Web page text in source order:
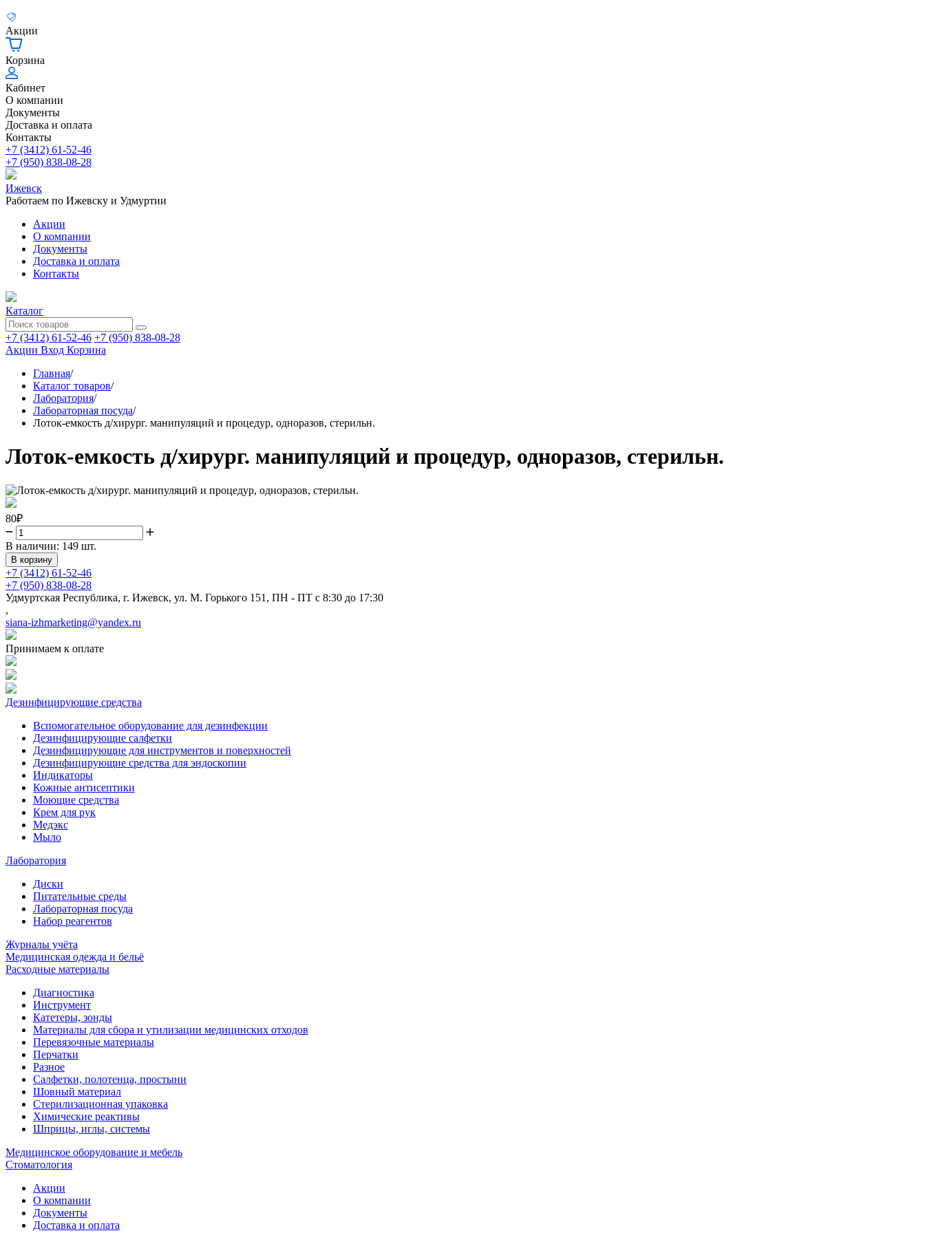
Акции
Корзина
Кабинет
О компании
Документы
Доставка и оплата
Контакты
+7 (3412) 61-52-46
+7 (950) 838-08-28
Ижевск
Работаем по Ижевску и Удмуртии
Акции
О компании
Документы
Доставка и оплата
Контакты
Каталог
+7 (3412) 61-52-46 +7 (950) 838-08-28
Акции Вход Корзина
Главная/
Каталог товаров/
Лаборатория/
Лабораторная посуда/
Лоток-емкость д/хирург. манипуляций и процедур, одноразов, стерильн.
Лоток-емкость д/хирург. манипуляций и процедур, одноразов, стерильн.
80₽
В наличии: 149 шт.
+7 (3412) 61-52-46
+7 (950) 838-08-28
Удмуртская Республика, г. Ижевск, ул. М. Горького 151, ПН - ПТ с 8:30 до 17:30
,
siana-izhmarketing@yandex.ru
Принимаем к оплате
Дезинфицирующие средства
Вспомогательное оборудование для дезинфекции
Дезинфицирующие салфетки
Дезинфицирующие для инструментов и поверхностей
Дезинфицирующие средства для эндоскопии
Индикаторы
Кожные антисептики
Моющие средства
Крем для рук
Медэкс
Мыло
Лаборатория
Диски
Питательные среды
Лабораторная посуда
Набор реагентов
Журналы учёта
Медицинская одежда и бельё
Расходные материалы
Диагностика
Инструмент
Катетеры, зонды
Материалы для сбора и утилизации медицинских отходов
Перевязочные материалы
Перчатки
Разное
Салфетки, полотенца, простыни
Шовный материал
Стерилизационная упаковка
Химические реактивы
Шприцы, иглы, системы
Медицинское оборудование и мебель
Стоматология
Акции
О компании
Документы
Доставка и оплата